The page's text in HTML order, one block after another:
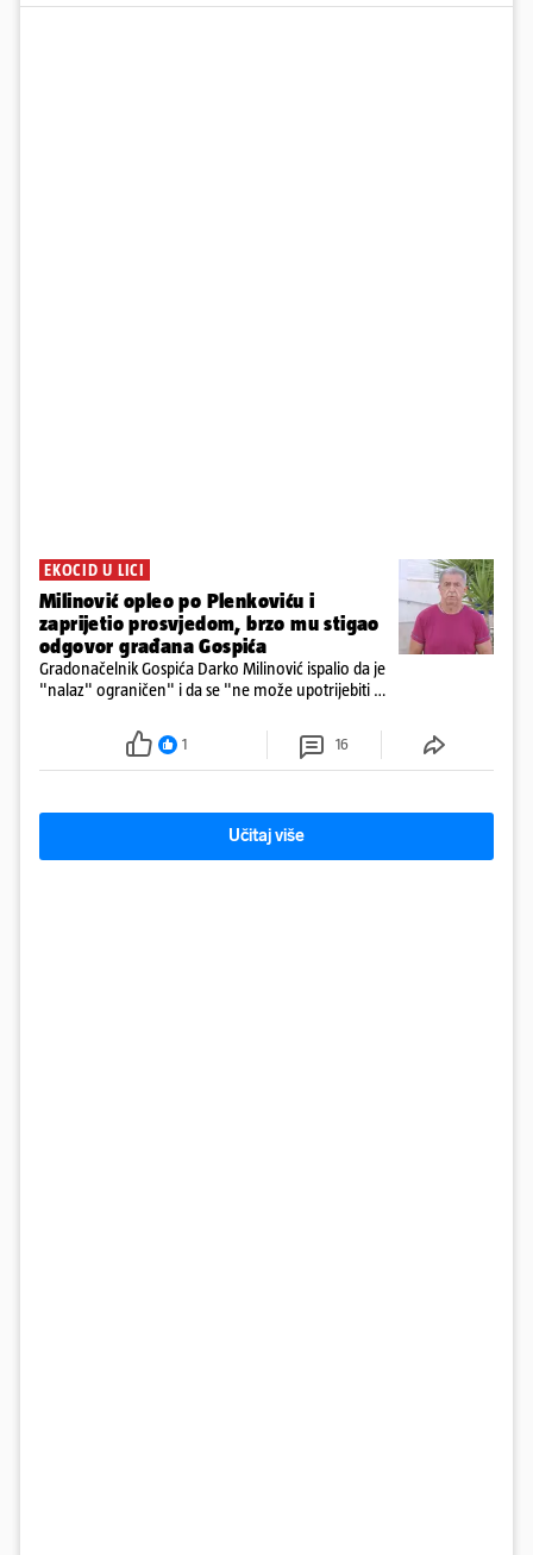
EKOCID U LICI
Milinović opleo po Plenkoviću i
zaprijetio prosvjedom, brzo mu stigao
odgovor građana Gospića
Gradonačelnik Gospića Darko Milinović ispalio da je
"nalaz" ograničen" i da se "ne može upotrijebiti za
ga je naručio Uskok i da je dio spisa
1 16
Učitaj više